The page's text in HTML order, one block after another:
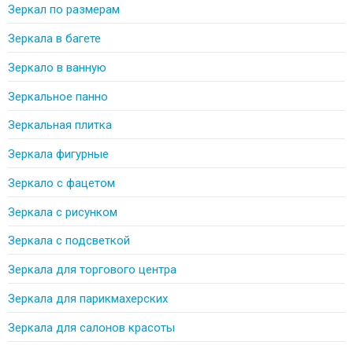
Зеркал по размерам
Зеркала в багете
Зеркало в ванную
Зеркальное панно
Зеркальная плитка
Зеркала фигурные
Зеркало с фацетом
Зеркала с рисунком
Зеркала с подсветкой
Зеркала для торгового центра
Зеркала для парикмахерских
Зеркала для салонов красоты